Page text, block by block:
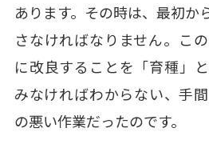
あります。その時は、最初か
さなければなりません。こ
に改良することを「育種」
みなければわからない、手
の悪い作業だったのです。